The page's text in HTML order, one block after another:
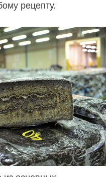
рецепту.